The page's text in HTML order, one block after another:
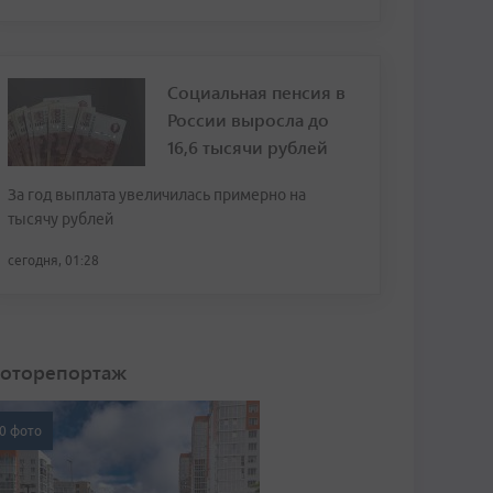
Социальная пенсия в
России выросла до
16,6 тысячи рублей
За год выплата увеличилась примерно на
тысячу рублей
сегодня, 01:28
фото